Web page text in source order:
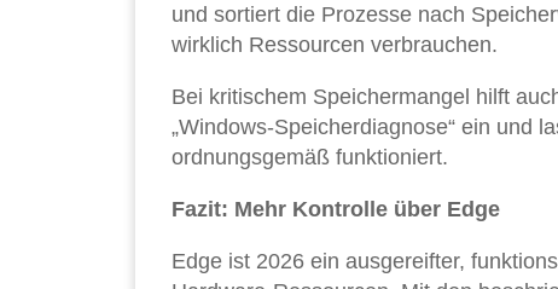
und sortiert die Prozesse nach
wirklich Ressourcen verbrauchen.
Bei kritischem Speichermangel hilft
„Windows-Speicherdiagnose“ ein und
ordnungsgemäß funktioniert.
Fazit: Mehr Kontrolle über Edge
Edge ist 2026 ein ausgereifter,